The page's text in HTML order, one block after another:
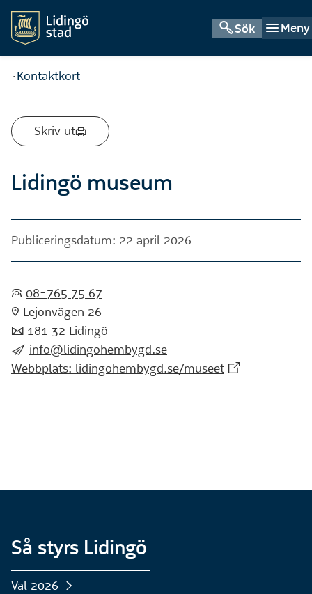
Sök Meny
Du är här:
Kontaktkort
Skriv ut
Lidingö museum
Publiceringsdatum: 22 april 2026
:telefon: 08-765 75 67
:pin: Lejonvägen 26
:post: 181 32 Lidingö
:skicka: info@lidingohembygd.se
Webbplats: lidingohembygd.se/museet(Extern
Så styrs Lidingö
Val 2026 :höger: